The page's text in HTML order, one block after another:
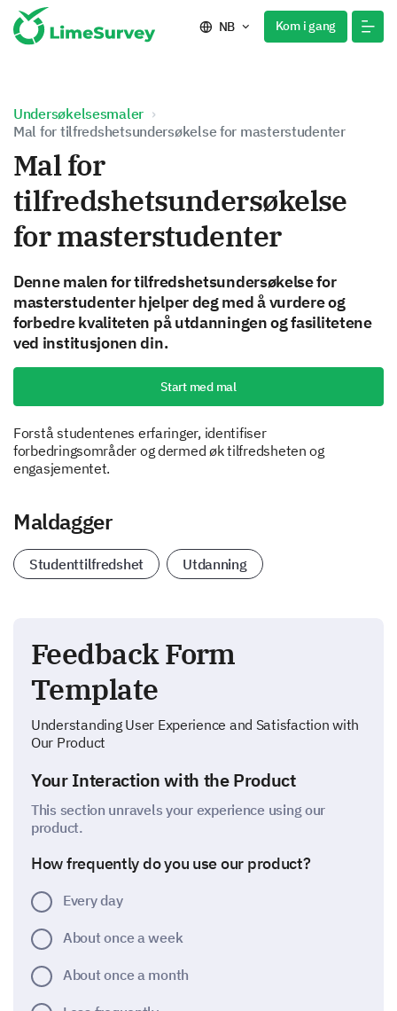
NB Kom i gang
Undersøkelsesmaler
Mal for tilfredshetsundersøkelse for masterstudenter
Mal for
tilfredshetsundersøkelse
for masterstudenter
Denne malen for tilfredshetsundersøkelse for
masterstudenter hjelper deg med å vurdere og
forbedre kvaliteten på utdanningen og fasilitetene
ved institusjonen din.
Start med mal
Forstå studentenes erfaringer, identifiser
forbedringsområder og dermed øk tilfredsheten og
engasjementet.
Maldagger
Studenttilfredshet Utdanning
Feedback Form
Template
Understanding User Experience and Satisfaction with
Our Product
Your Interaction with the Product
This section unravels your experience using our
product.
How frequently do you use our product?
Every day
About once a week
About once a month